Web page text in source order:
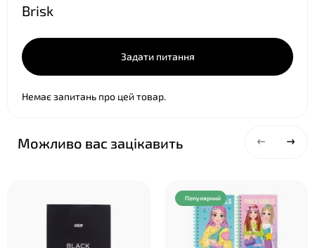
Brisk
Задати питання
Немає запитань про цей товар.
Можливо вас зацікавить
Популярний